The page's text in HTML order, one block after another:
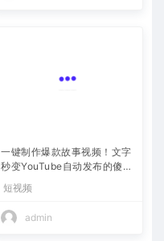
一键制作爆款故事视频！文字
秒变YouTube自动发布的傻瓜
式教程
短视频
admin